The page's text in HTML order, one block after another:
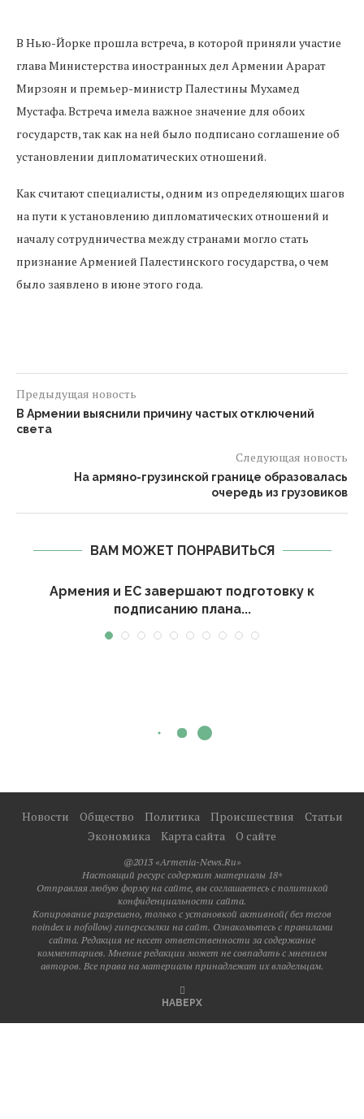
В Нью-Йорке прошла встреча, в которой приняли участие
глава Министерства иностранных дел Армении Арарат
Мирзоян и премьер-министр Палестины Мухамед
Мустафа. Встреча имела важное значение для обоих
государств, так как на ней было подписано соглашение об
установлении дипломатических отношений.
Как считают специалисты, одним из определяющих шагов
на пути к установлению дипломатических отношений и
началу сотрудничества между странами могло стать
признание Арменией Палестинского государства, о чем
было заявлено в июне этого года.
Предыдущая новость
В Армении выяснили причину частых отключений
света
Следующая новость
На армяно-грузинской границе образовалась
очередь из грузовиков
ВАМ МОЖЕТ ПОНРАВИТЬСЯ
Армения и ЕС завершают подготовку к
подписанию плана...
Новости Общество Политика Происшествия
Статьи
Экономика
Карта сайта О сайте
@2013 «Armenia-News.Ru»
Настоящий ресурс содержит материалы 18+
Отправляя любую форму на сайте, вы соглашаетесь с политикой
конфиденциальности сайта.
Копирование разрешено, только с установкой активной( без тегов
noindex и nofollow) гиперссылки на сайт. Ознакомьтесь с правилами
сайта. Редакция не несет ответственности за содержание
комментариев. Мнение редакции может не совпадать с мнением
авторов. Все права на материалы принадлежат их владельцам.
НАВЕРХ